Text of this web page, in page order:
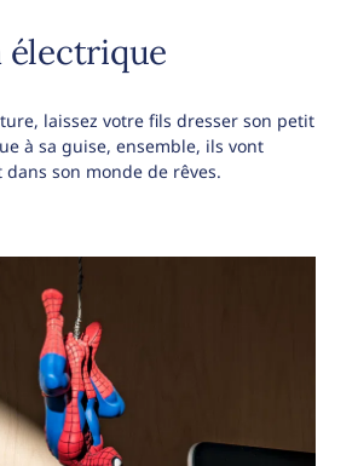
électrique
laissez votre fils dresser son petit
à sa guise, ensemble, ils vont
son monde de rêves.